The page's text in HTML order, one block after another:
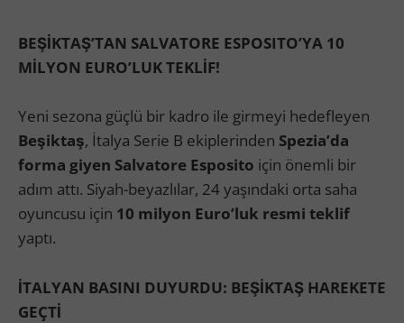
BEŞİKTAŞ’TAN SALVATORE ESPOSITO’YA 10
MİLYON EURO’LUK TEKLİF!
Yeni sezona güçlü bir kadro ile girmeyi hedefleyen
Beşiktaş, İtalya Serie B ekiplerinden Spezia’da
forma giyen Salvatore Esposito için önemli bir
adım attı. Siyah-beyazlılar, 24 yaşındaki orta saha
oyuncusu için 10 milyon Euro’luk resmi teklif
yaptı.
İTALYAN BASINI DUYURDU: BEŞİKTAŞ HAREKETE
GEÇTİ